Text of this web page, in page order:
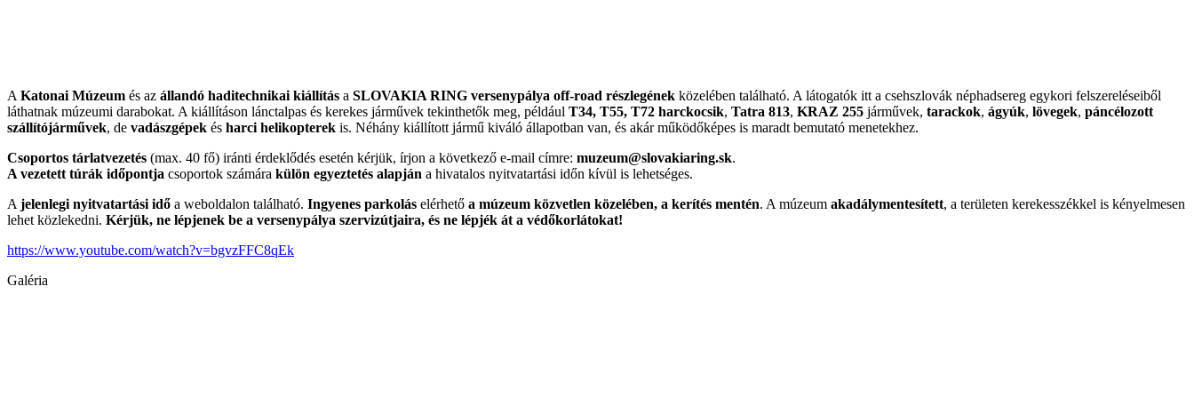
AKatonai Múzeum és az állandó haditechnikai kiállítás a SLOVAKIA RING versenypálya off-road részlegének közelében található. A látogatók itt a csehszlovák néphadsereg egykori felszereléseiből
láthatnak múzeumi darabokat. A kiállításon lánctalpas és kerekes járművek tekinthetők meg, például T34, T55, T72 harckocsik, Tatra 813, KRAZ 255 járművek, tarackok, ágyúk, lövegek, páncélozott
szállítójárművek, de vadászgépek és harci helikopterek is. Néhány kiállított jármű kiváló állapotban van, és akár működőképes is maradt bemutató menetekhez.
Csoportos tárlatvezetés (max. 40 fő) iránti érdeklődés esetén kérjük, írjon a következő e-mail címre: muzeum@slovakiaring.sk.
A vezetett túrák időpontja csoportok számára külön egyeztetés alapján a hivatalos nyitvatartási időn kívül is lehetséges.
Ajelenlegi nyitvatartási idő a weboldalon található. Ingyenes parkolás elérhető a múzeum közvetlen közelében, a kerítés mentén. A múzeum akadálymentesített, a területen kerekesszékkel is kényelmesen
lehet közlekedni. Kérjük, ne lépjenek be a versenypálya szervizútjaira, és ne lépjék át a védőkorlátokat!
https://www.youtube.com/watch?v=bgvzFFC8qEk
Galéria